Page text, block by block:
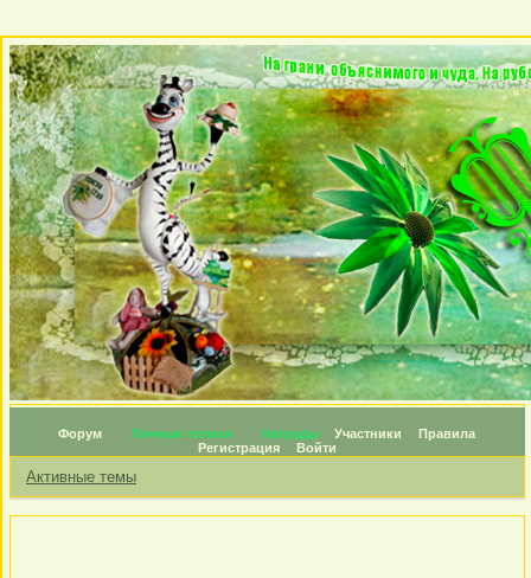
Форум Личные топики Награды Участники
Правила
Регистрация
Войти
Активные темы